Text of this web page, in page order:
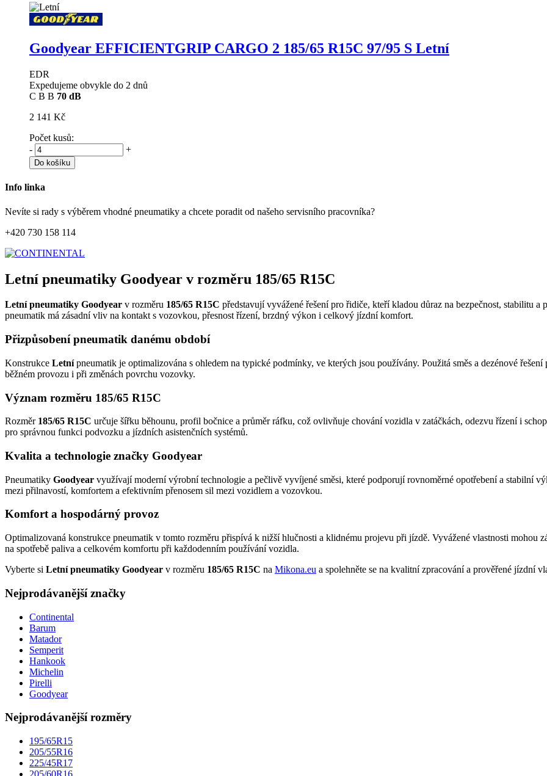
Goodyear EFFICIENTGRIP CARGO 2 185/65 R15C 97/95 S Letní
EDR
Expedujeme obvykle do 2 dnů
C B B 70 dB
2 141 Kč
Počet kusů:
-
+
Do košíku
Info linka
Nevíte si rady s výběrem vhodné pneumatiky a chcete poradit od našeho servisního pracovníka?
+420 730 158 114
Letní pneumatiky Goodyear v rozměru 185/65 R15C
Letní pneumatiky Goodyear v rozměru 185/65 R15C představují vyvážené řešení pro řidiče, kteří kladou důraz na bezpečnost, stabilitu
pneumatik má zásadní vliv na kontakt s vozovkou, přesnost řízení, brzdný výkon i celkový jízdní komfort.
Přizpůsobení pneumatik danému období
Konstrukce Letnípneumatik je optimalizována s ohledem na typické podmínky, ve kterých jsou používány. Použitá směs a dezénové
běžném provozu i při změnách povrchu vozovky.
Význam rozměru 185/65 R15C
Rozměr 185/65 R15C určuje šířku běhounu, profil bočnice a průměr ráfku, což ovlivňuje chování vozidla v zatáčkách, odezvu řízení i
pro správnou funkci podvozku a jízdních asistenčních systémů.
Kvalita a technologie značky Goodyear
Pneumatiky Goodyear využívají moderní výrobní technologie a pečlivě vyvíjené směsi, které podporují rovnoměrné opotřebení a stabilní
mezi přilnavostí, komfortem a efektivním přenosem sil mezi vozidlem a vozovkou.
Komfort a hospodárný provoz
Optimalizovaná konstrukce pneumatik v tomto rozměru přispívá k nižší hlučnosti a klidnému projevu při jízdě. Vyvážené vlastnosti mohou
na spotřebě paliva a celkovém komfortu při každodenním používání vozidla.
Vyberte si Letní pneumatiky Goodyear v rozměru 185/65 R15C na Mikona.eu a spolehněte se na kvalitní zpracování a prověřené jízdní
Nejprodávanější značky
Continental
Barum
Matador
Semperit
Hankook
Michelin
Pirelli
Goodyear
Nejprodávanější rozměry
195/65R15
205/55R16
225/45R17
205/60R16